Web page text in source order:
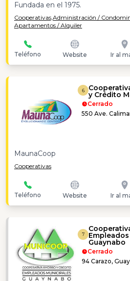
Fundada en el 1975.
Cooperativas,Administración /
Apartamentos / Alquiler
Teléfono Website Ir al
6 y Crédito
Cerrado
550 Ave.
MaunaCoop
Cooperativas
Teléfono Website Ir al
7
Guaynabo
Cerrado
94 Carazo,